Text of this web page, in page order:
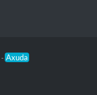
- Axuda